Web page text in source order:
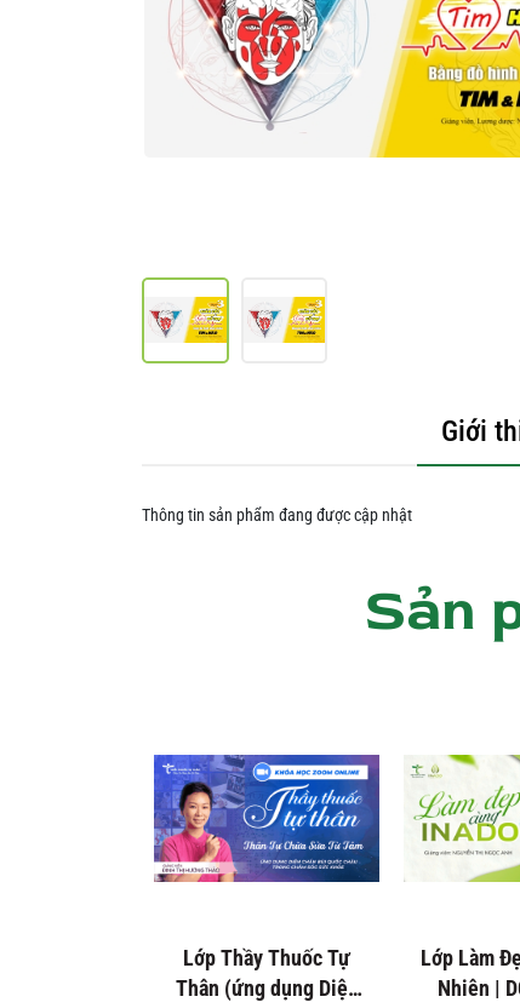
Giới
Thông tin sản phẩm đang được cập nhật
Sản
Lớp Thầy Thuốc Tự
Thân (ứng dụng Diện
Lớp Làm
Nhiên |